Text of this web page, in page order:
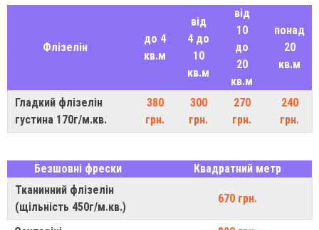
Флізелін
до 4
кв.м
від
4 до
10
кв.м
від
10
до
20
кв.м
понад
20
кв.м
Гладкий флізелін
густина 170г/м.кв.
380
грн.
300
грн.
270
грн.
240
грн.
Безшовні фрески
Квадратний метр
Тканинний флізелін
(щільність 450г/м.кв.)
670 грн.